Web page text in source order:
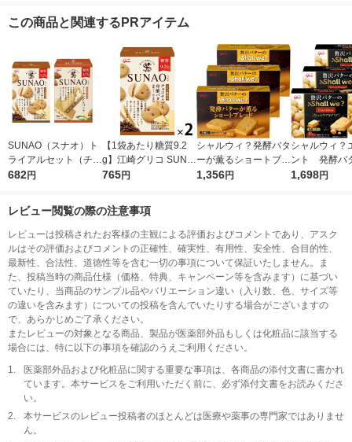
限定
この商品と関連するPRアイテム
SUNAO（スナオ）ト
ライアルセット（チョ
コチップ、アーモンド
リコ クッキー ロカ
ボ
682円
【1袋あたり糖質9.2
g】江崎グリコ SUNA
O（スナオ）ビスケッ
酵バター＞62g 2個 低
糖質 糖質オフ
765円
シャルウィ？発酵バタ
ーが薫るショートブレ
ッド 3箱 江崎グリ
1,356円
シャルウィ？
ント 発酵バ
箱 江崎グリ
1,698円
レビュー閲覧の際の注意事項
レビューは投稿されたお客様の主観による評価およびコメントであり、アスク
ルはその評価およびコメントの正確性、確実性、有用性、安全性、合目的性、
最新性、合法性、道徳性等を含む一切の事項について保証いたしません。ま
た、投稿当時の商品仕様（価格、特典、キャンペーン等を含みます）に基づい
ていたり、当商品のサンプル品やバリエーション違い（入り数、色、サイズ等
の違いを含みます）についての投稿を含んでいたりする場合がございますの
で、あらかじめご了承ください。
またレビューの対象となる商品、製品が医薬部外品もしくは化粧品に該当する
場合には、特に以下の事項を確認のうえご利用ください。
1.
医薬部外品および化粧品に関する重要な事項は、各商品の添付文書に書かれ
ています。本サービスをご利用いただく前に、必ず添付文書をお読みくださ
い。
2.
本サービスのレビュー投稿者のほとんどは医療や薬事の専門家ではありませ
ん。